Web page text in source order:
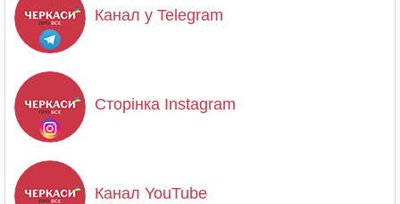
Канал у Telegram
Сторінка Instagram
Канал YouTube